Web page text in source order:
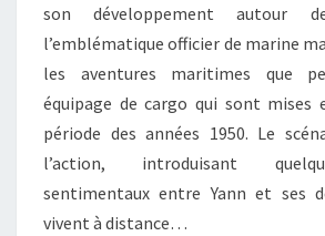
DE
SAINT
PAUL »
son développement autour
l’emblématique officier de marine
les aventures maritimes que
équipage de cargo qui sont mises
période des années 1950. Le
l’action, introduisant
sentimentaux entre Yann et ses
vivent à distance…